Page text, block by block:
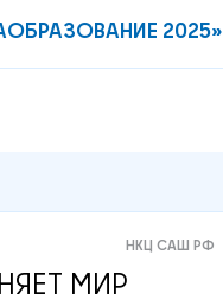
2025»
НКЦ САШ РФ
МИР